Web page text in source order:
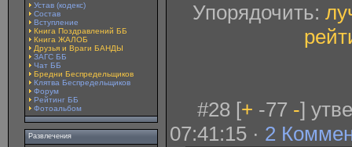
Устав (кодекс)
Состав
Вступление
Книга Поздравлений ББ
Книга ЖАЛОБ
Друзья и Враги БАНДЫ
ЗАГС ББ
Чат ББ
Бредни Беспредельщиков
Клятва Беспредельщиков
Форум
Рейтинг ББ
Фотоальбом
Развлечения
Упорядочить:
#28 [+ -77 -]
07:41:15 · 2